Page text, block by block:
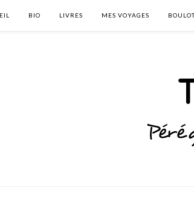
BIO LIVRES MES VOYAGES